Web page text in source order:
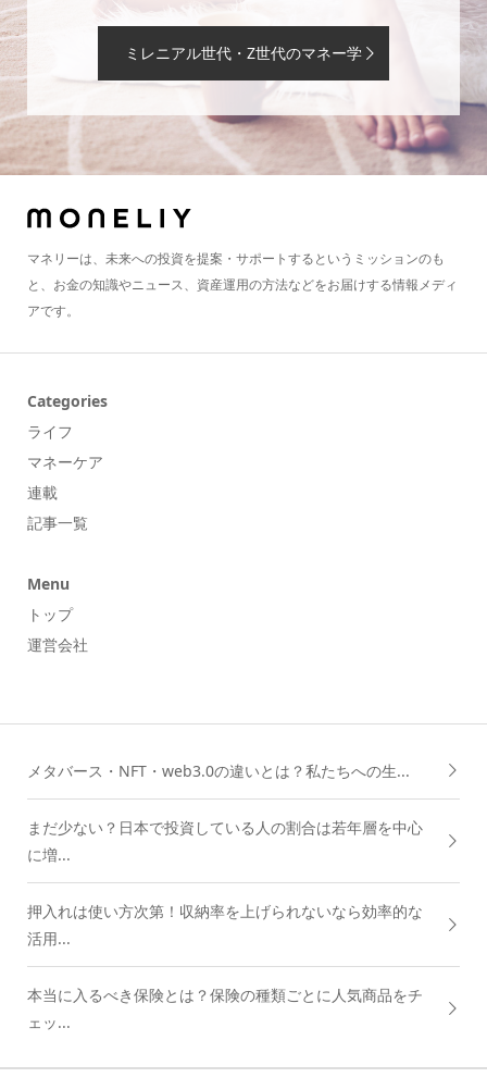
ミレニアル世代・Z世代のマネー学
マネリーは、未来への投資を提案・サポートするというミッションのも
と、お金の知識やニュース、資産運用の方法などをお届けする情報メディ
アです。
Categories
ライフ
マネーケア
連載
記事一覧
Menu
トップ
運営会社
メタバース・NFT・web3.0の違いとは？私たちへの生...
まだ少ない？日本で投資している人の割合は若年層を中心
に増...
押入れは使い方次第！収納率を上げられないなら効率的な
活用...
本当に入るべき保険とは？保険の種類ごとに人気商品をチ
ェッ...